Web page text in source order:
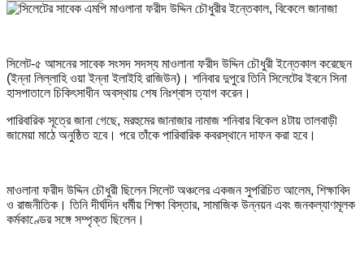
সিলেট-৫ আসনের সাবেক সংসদ সদস্য মাওলানা ফরীদ উদ্দিন চৌধুরী ইন্তেকাল করেছেন
(ইন্না লিল্লাহি ওয়া ইন্না ইলাইহি রাজিউন)। শনিবার দুপুরে তিনি সিলেটের ইবনে সিনা
হাসপাতালে চিকিৎসাধীন অবস্থায় শেষ নিঃশ্বাস ত্যাগ করেন।
পারিবারিক সূত্রে জানা গেছে, মরহুমের জানাজার নামাজ শনিবার বিকেল ৪টায় তালবাড়ী
জামেয়া মাঠে অনুষ্ঠিত হবে। পরে তাঁকে পারিবারিক কবরস্থানে দাফন করা হবে।
মাওলানা ফরীদ উদ্দিন চৌধুরী ছিলেন সিলেট অঞ্চলের একজন সুপরিচিত আলেম, শিক্ষাবিদ
ও রাজনীতিক। তিনি দীর্ঘদিন ধর্মীয় শিক্ষা বিস্তার, সামাজিক উন্নয়ন এবং জনকল্যাণমূলক
কর্মকাণ্ডের সঙ্গে সম্পৃক্ত ছিলেন।